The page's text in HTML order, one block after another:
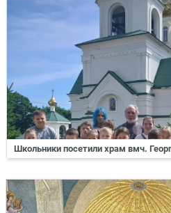
Школьники посетили храм вмч.